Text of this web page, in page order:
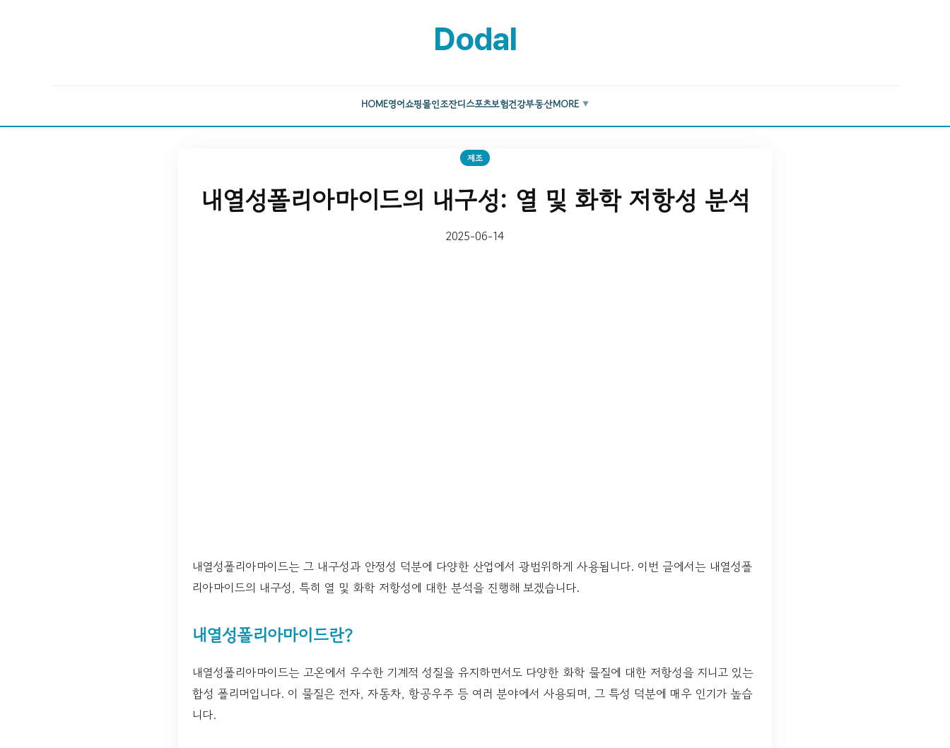
Dodal
HOME영어쇼핑몰인조잔디스포츠보험건강부동산MORE ▼
제조
내열성폴리아마이드의 내구성: 열 및 화학 저항성 분석
2025-06-14
내열성폴리아마이드는 그 내구성과 안정성 덕분에 다양한 산업에서 광범위하게 사용됩니다. 이번 글에서는 내열성폴
리아마이드의 내구성, 특히 열 및 화학 저항성에 대한 분석을 진행해 보겠습니다.
내열성폴리아마이드란?
내열성폴리아마이드는 고온에서 우수한 기계적 성질을 유지하면서도 다양한 화학 물질에 대한 저항성을 지니고 있는
합성 폴리머입니다. 이 물질은 전자, 자동차, 항공우주 등 여러 분야에서 사용되며, 그 특성 덕분에 매우 인기가 높습
니다.